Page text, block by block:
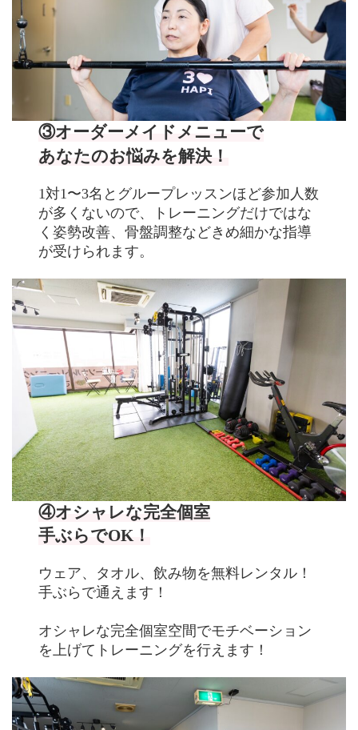
③オーダーメイドメニューで
あなたのお悩みを解決！
1対1〜3名とグループレッスンほど参加人数
が多くないので、トレーニングだけではな
く姿勢改善、骨盤調整などきめ細かな指導
が受けられます。
④オシャレな完全個室
手ぶらでOK！
ウェア、タオル、飲み物を無料レンタル！
手ぶらで通えます！
オシャレな完全個室空間でモチベーション
を上げてトレーニングを行えます！